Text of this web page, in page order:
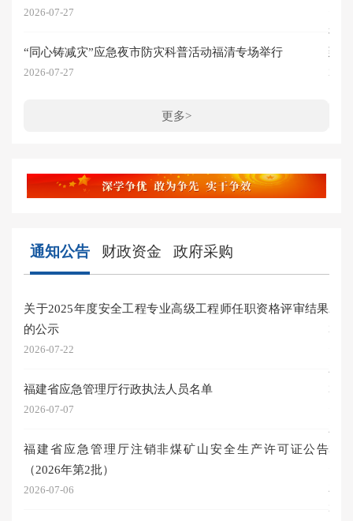
2026-07-27
“同心铸减灾”应急夜市防灾科普活动福清专场举行
2026-07-27
更多>
福
到
通知公告 财政资金 政府采购
关于2025年度安全工程专业高级工程师任职资格评审结果
的公示
2026-07-22
福建省应急管理厅行政执法人员名单
2026-07-07
福建省应急管理厅注销非煤矿山安全生产许可证公告
（2026年第2批）
2026-07-06